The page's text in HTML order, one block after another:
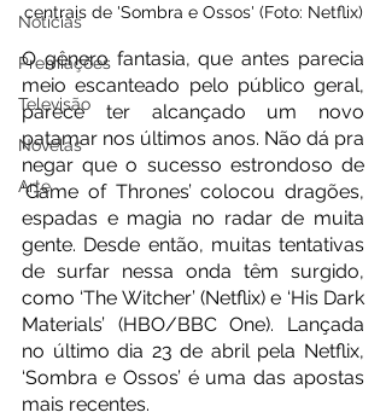
Notícias
Premiações
Televisão
Novelas
Arte
centrais de 'Sombra e Ossos' (Foto: Netflix)
O gênero fantasia, que antes parecia
meio escanteado pelo público geral,
parece ter alcançado um novo
patamar nos últimos anos. Não dá pra
negar que o sucesso estrondoso de
‘Game of Thrones’ colocou dragões,
espadas e magia no radar de muita
gente. Desde então, muitas tentativas
de surfar nessa onda têm surgido,
como ‘The Witcher’ (Netflix) e ‘His Dark
Materials’ (HBO/BBC One). Lançada
no último dia 23 de abril pela Netflix,
‘Sombra e Ossos’ é uma das apostas
mais recentes.